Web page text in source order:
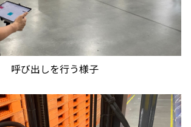
呼び出しを行う様子